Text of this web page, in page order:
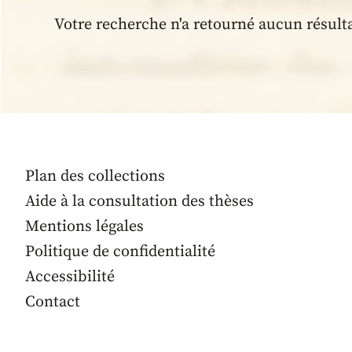
Votre recherche n'a retourné aucun
Plan des collections
Aide à la consultation des thèses
Mentions légales
Politique de confidentialité
Accessibilité
Contact